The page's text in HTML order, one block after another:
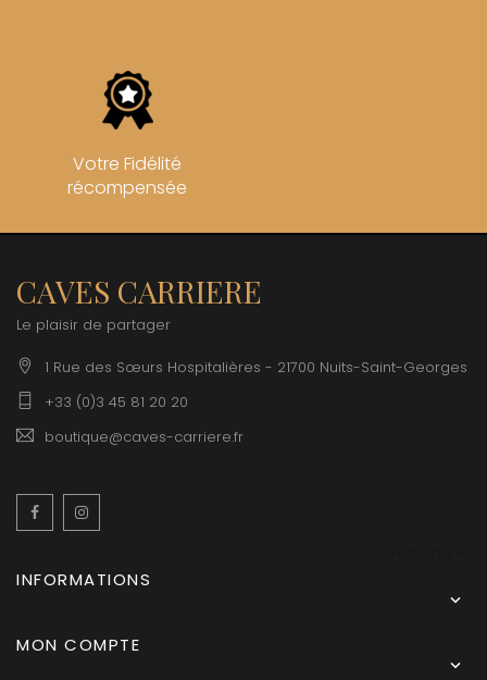
Votre Fidélité
récompensée
CAVES CARRIERE
Le plaisir de partager
1 Rue des Sœurs Hospitalières - 21700 Nuits-Saint-Georges
+33 (0)3 45 81 20 20
boutique@caves-carriere.fr
Facebook
INFORMATIONS

MON COMPTE
